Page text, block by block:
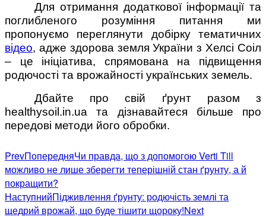
Для отримання додаткової інформації та
поглибленого розуміння питання ми
пропонуємо переглянути добірку тематичних
відео, адже здорова земля України з Хелсі Соіл
– це ініціатива, спрямована на підвищення
родючості та врожайності українських земель.
Дбайте про свій ґрунт разом з
healthysoil.in.ua та дізнавайтеся більше про
передові методи його обробки.
PrevПопередняЧи правда, що з допомогою Verti Till
можливо не лише зберегти теперішній стан ґрунту, а й
покращити?
НаступнийПідживлення ґрунту: родючість землі та
щедрий врожай, що буде тішити щороку!Next